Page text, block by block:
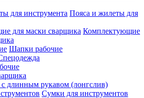
Пояса и жилеты для
Комплектующие
Шапки рабочие
длинным рукавом (лонгслив)
Сумки для инструментов